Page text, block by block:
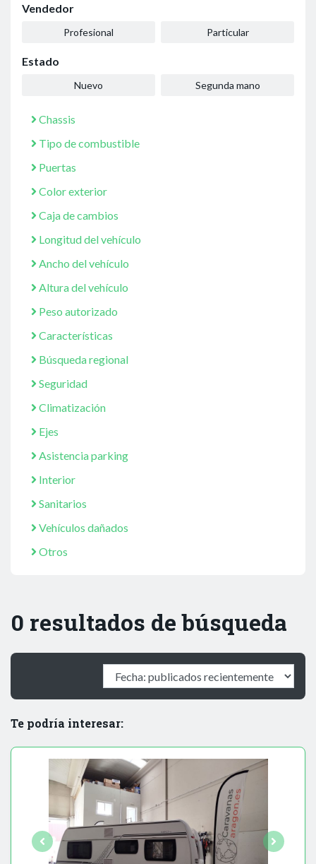
Vendedor
Profesional Particular
Estado
Nuevo Segunda mano
Chassis
Tipo de combustible
Puertas
Color exterior
Caja de cambios
Longitud del vehículo
Ancho del vehículo
Altura del vehículo
Peso autorizado
Características
Búsqueda regional
Seguridad
Climatización
Ejes
Asistencia parking
Interior
Sanitarios
Vehículos dañados
Otros
0 resultados de búsqueda
Te podría interesar: